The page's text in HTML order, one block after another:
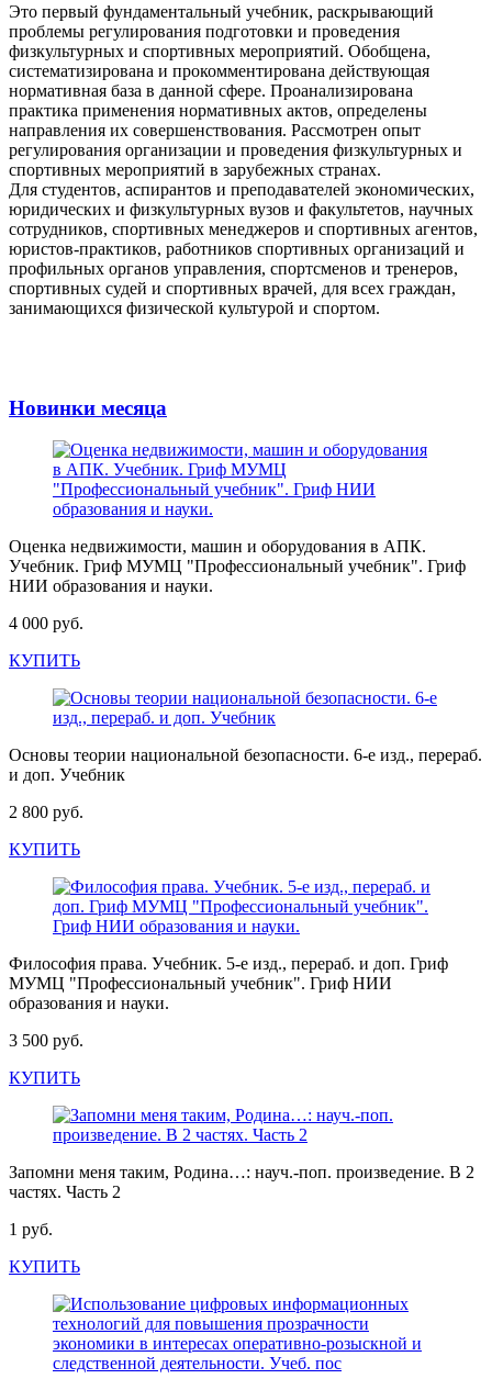
Это первый фундаментальный учебник, раскрывающий
проблемы регулирования подготовки и проведения
физкультурных и спортивных мероприятий. Обобщена,
систематизирована и прокомментирована действующая
нормативная база в данной сфере. Проанализирована
практика применения нормативных актов, определены
направления их совершенствования. Рассмотрен опыт
регулирования организации и проведения физкультурных и
спортивных мероприятий в зарубежных странах.
Для студентов, аспирантов и преподавателей экономических,
юридических и физкультурных вузов и факультетов, научных
сотрудников, спортивных менеджеров и спортивных агентов,
юристов-практиков, работников спортивных организаций и
профильных органов управления, спортсменов и тренеров,
спортивных судей и спортивных врачей, для всех граждан,
занимающихся физической культурой и спортом.
Новинки месяца
Оценка недвижимости, машин и оборудования в АПК.
Учебник. Гриф МУМЦ "Профессиональный учебник". Гриф
НИИ образования и науки.
4 000 руб.
КУПИТЬ
Основы теории национальной безопасности. 6-е изд., перераб.
и доп. Учебник
2 800 руб.
КУПИТЬ
Философия права. Учебник. 5-е изд., перераб. и доп. Гриф
МУМЦ "Профессиональный учебник". Гриф НИИ
образования и науки.
3 500 руб.
КУПИТЬ
Запомни меня таким, Родина…: науч.-поп. произведение. В 2
частях. Часть 2
1 руб.
КУПИТЬ